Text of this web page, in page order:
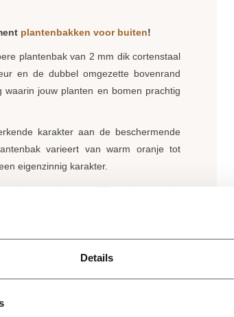
Details
plantenbakken voor buiten!
plantenbak van 2 mm dik cortenstaal
en de dubbel omgezette bovenrand
jouw planten en bomen prachtig
karakter aan de beschermende
varieert van warm oranje tot
eigenzinnig karakter.
met pootjes van 15 mm hoog onder
van afwateringsgaten. Zo heeft
klein stukje boven de grond.
In sommige gevallen is de